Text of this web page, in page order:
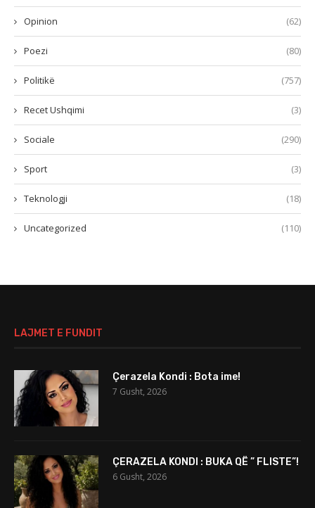
Opinion (62)
Poezi (80)
Politikë (757)
Recet Ushqimi (3)
Sociale (290)
Sport (3)
Teknologji (18)
Uncategorized (110)
LAJMET E FUNDIT
Çerazela Kondi : Bota ime!
7 Gusht, 2026
ÇERAZELA KONDI : BUKA QË ” FLISTE”!
6 Gusht, 2026